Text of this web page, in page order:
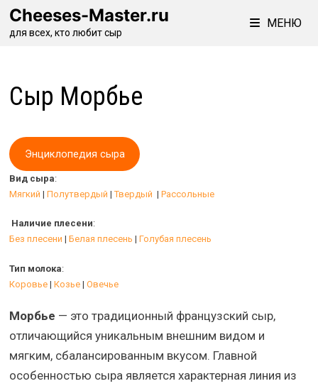
Перейти
Cheeses-Master.ru
для всех, кто любит сыр
МЕНЮ
Сыр Морбье
Энциклопедия сыра
Вид сыра:
Мягкий |Полутвердый |Твердый |Рассольные
Наличие плесени:
Без плесени |Белая плесень |Голубая плесень
Тип молока:
Коровье |Козье |Овечье
Морбье — это традиционный французский сыр,
отличающийся уникальным внешним видом и
мягким, сбалансированным вкусом. Главной
особенностью сыра является характерная линия из